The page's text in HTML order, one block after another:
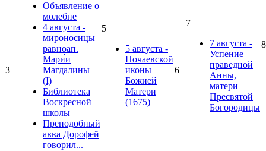
3
Объявление о
молебне
4 августа -
мироносицы
равноап.
Мари́и
Магдалины
(I)
Библиотека
Воскресной
школы
Преподобный
авва Дорофей
говорил...
5
5 августа -
Почаевской
иконы
Божией
Матери
(1675)
6
7
7 августа -
Успение
праведной
Анны,
матери
Пресвятой
Богородицы
8